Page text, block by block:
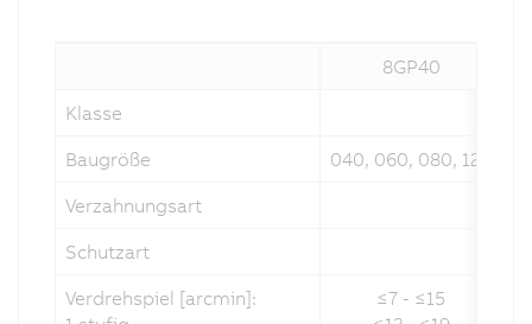
8GP40
Klasse
Baugröße
040, 060, 080, 120
Verzahnungsart
Schutzart
Verdrehspiel [arcmin]:
≤7 - ≤15